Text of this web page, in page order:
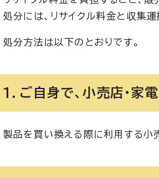
処分には、リサイクル料金と収集
処分方法は以下のとおりです。
1．ご自身で、小売店・家
製品を買い換える際に利用する小